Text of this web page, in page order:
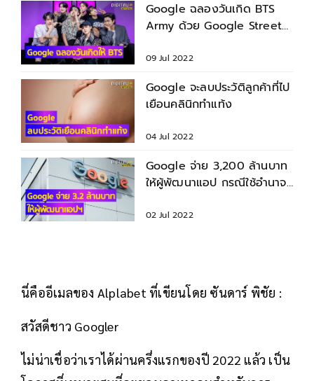
Google ฉลองวันเกิด BTS
Army ด้วย Google Street
09 Jul 2022
Google จะลบประวัติลูกค้าที่ไป
เยือนคลินิกทำแท้ง
04 Jul 2022
Google จ่าย 3,200 ล้านบาท
ให้ผู้พัฒนาแอป กรณีใช้อำนาจ
02 Jul 2022
นี่คืออีเมลของ Alplabet ที่เขียนโดย ซันดาร์ พิชัย :
สวัสดีชาว Googler
ไม่น่าเชื่อว่าเราได้ผ่านครึ่งแรกของปี 2022 แล้ว เป็น